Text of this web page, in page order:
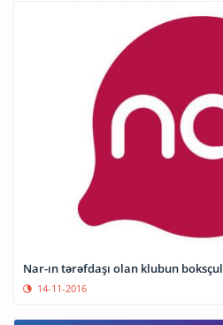
Nar-ın tərəfdaşı olan klubun
14-11-2016